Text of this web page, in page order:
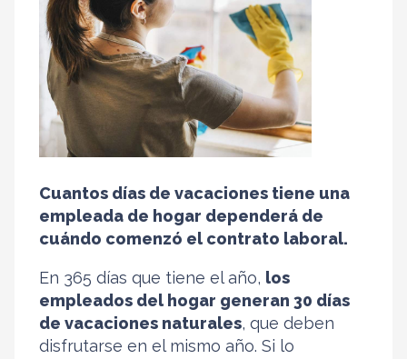
Cuantos días de vacaciones tiene una
empleada de hogar dependerá de
cuándo comenzó el contrato laboral.
En 365 días que tiene el año, los
empleados del hogar generan 30 días
de vacaciones naturales, que deben
disfrutarse en el mismo año. Si lo